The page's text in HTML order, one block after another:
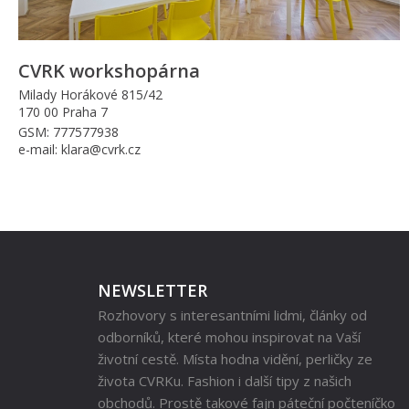
CVRK workshopárna
Milady Horákové 815/42
170 00 Praha 7
GSM: 777577938
e-mail: klara@cvrk.cz
NEWSLETTER
Rozhovory s interesantními lidmi, články od
odborníků, které mohou inspirovat na Vaší
životní cestě. Místa hodna vidění, perličky ze
života CVRKu. Fashion i další tipy z našich
obchodů. Prostě takové fajn páteční počteníčko